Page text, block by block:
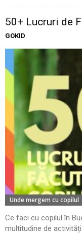
50+ Lucruri de
GOKID
Unde mergem cu copilul
Ce faci cu copilul în
multitudine de